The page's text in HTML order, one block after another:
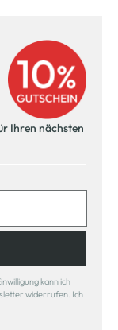
Ihren nächsten
kann ich
widerrufen. Ich